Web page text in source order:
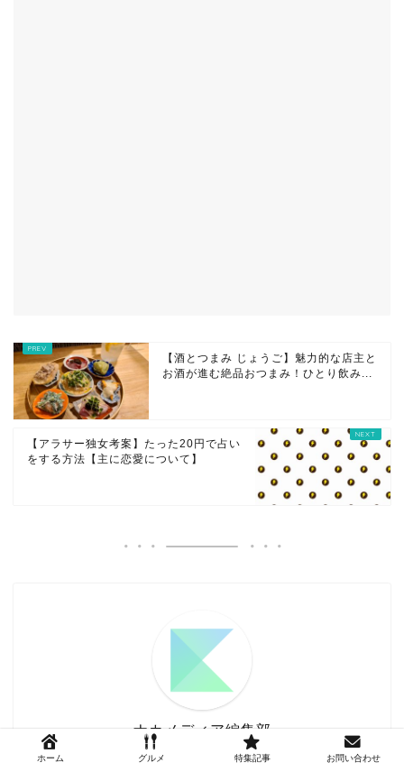
【酒とつまみ じょうご】魅力的な店主と
お酒が進む絶品おつまみ！ひとり飲み...
【アラサー独女考案】たった20円で占い
をする方法【主に恋愛について】
ナカメディア編集部
ホーム グルメ 特集記事 お問い合わせ